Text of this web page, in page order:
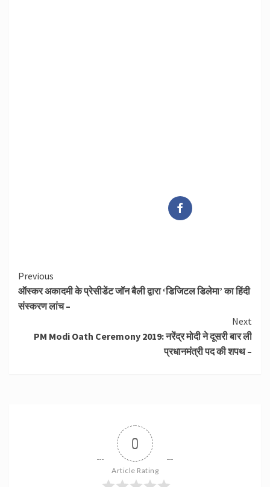
Continue
Reading
Previous
ऑस्‍कर अकादमी के प्रेसीडेंट जॉन बैली द्वारा ‘डिजिटल डिलेमा’ का हिंदी
संस्‍करण लांच –
Next
PM Modi Oath Ceremony 2019: नरेंद्र मोदी ने दूसरी बार ली
प्रधानमंत्री पद की शपथ –
0
Article Rating